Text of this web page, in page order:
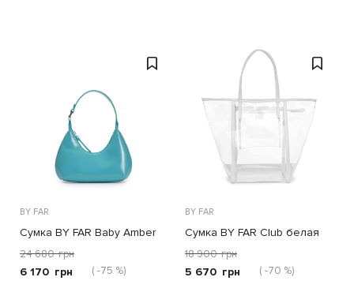
BY FAR
Сумка BY FAR Baby Amber
голубая
24 680 грн
6 170 грн ( -75 %)
BY FAR
Сумка BY FAR Club белая
18 900 грн
5 670 грн ( -70 %)